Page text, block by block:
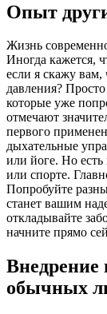
Опыт
Жизнь
Иногда кажется,
если я скажу вам,
давления?
которые уже
отмечают
первого
дыхательные
или йоге. Но есть
или спорте.
Попробуйте
станет вашим
откладывайте
начните прямо
Внедрение
обычных